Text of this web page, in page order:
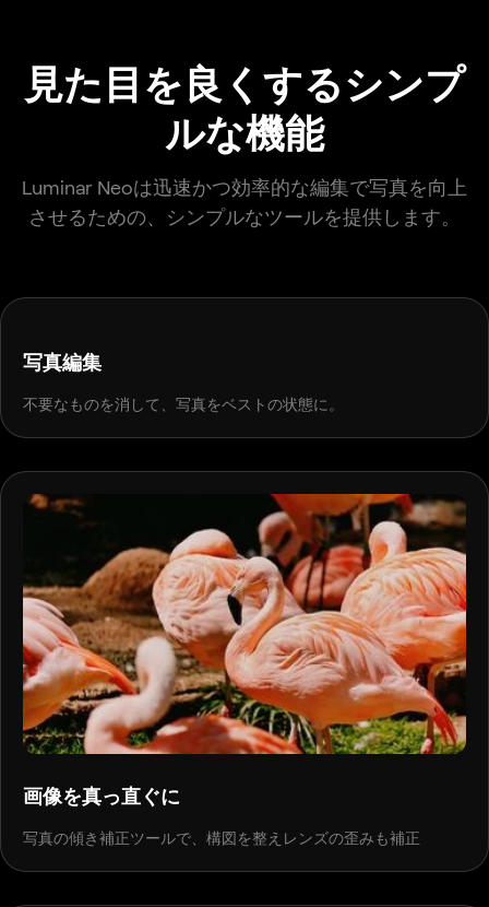
見た目を良くするシンプ
ルな機能
Luminar Neoは迅速かつ効率的な編集で写真を向上
させるための、シンプルなツールを提供します。
写真編集
不要なものを消して、写真をベストの状態に。
画像を真っ直ぐに
写真の傾き補正ツールで、構図を整えレンズの歪みも補正